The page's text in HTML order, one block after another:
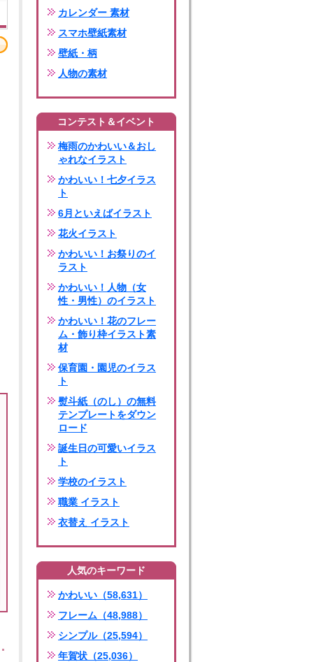
カレンダー 素材
スマホ壁紙素材
壁紙・柄
人物の素材
コンテスト＆イベント
梅雨のかわいい＆おし
ゃれなイラスト
かわいい！七夕イラス
ト
6月といえばイラスト
花火イラスト
かわいい！お祭りのイ
ラスト
かわいい！人物（女
性・男性）のイラスト
かわいい！花のフレー
ム・飾り枠イラスト素
材
保育園・園児のイラス
ト
熨斗紙（のし）の無料
テンプレートをダウン
ロード
誕生日の可愛いイラス
ト
学校のイラスト
職業 イラスト
衣替え イラスト
人気のキーワード
かわいい（58,631）
フレーム（48,988）
シンプル（25,594）
年賀状（25,036）